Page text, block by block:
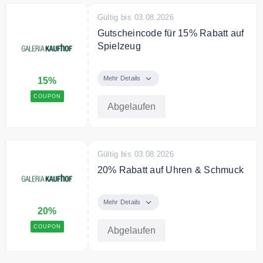
15%
COUPON
Gültig bis 03.08.2026
Gutscheincode für 15% Rabatt auf
Spielzeug
Spielzeug mit GALERIA PLUS.
Nicht in Verbindung mit anderen
Mehr Details
Abgelaufen
20%
COUPON
Gültig bis 03.08.2026
20% Rabatt auf Uhren & Schmuck
Rabattaktionen und Aktionscodes
Mehr Details
Abgelaufen